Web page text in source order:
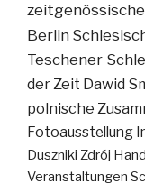
Berlin
Teschener
der Zeit Dawid
polnische
Fotoausstellung
Duszniki Zdrój
Veranstaltungen